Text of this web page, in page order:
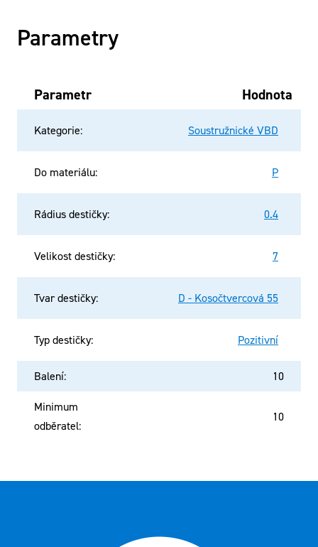
Parametry
Parametr Hodnota
Kategorie: Soustružnické VBD
Do materiálu: P
Rádius destičky: 0.4
Velikost destičky: 7
Tvar destičky: D - Kosočtvercová 55
Typ destičky: Pozitivní
Balení: 10
Minimum
odběratel:
10